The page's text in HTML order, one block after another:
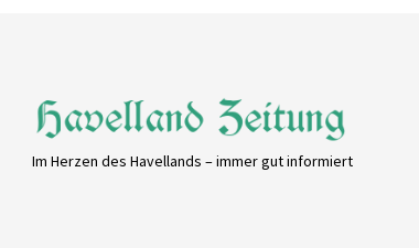
Im Herzen des Havellands – immer gut informiert